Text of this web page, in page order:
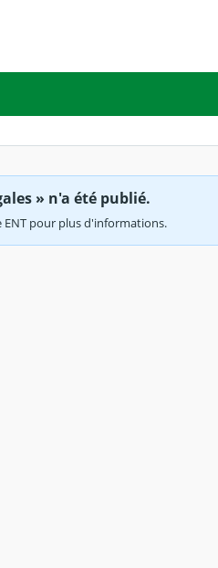
» n'a été publié.
pour plus d'informations.